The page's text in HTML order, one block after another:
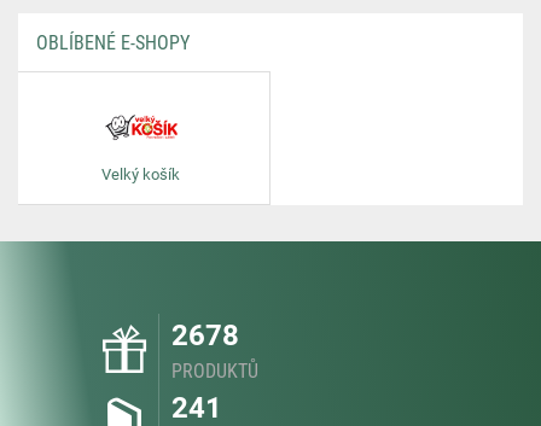
OBLÍBENÉ E-SHOPY
Velký košík
2678
PRODUKTŮ
241